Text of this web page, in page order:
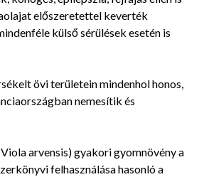
előszeretettel keverték
külső sérülések esetén is
övi területein mindenhol honos,
nemesítik és
arvensis) gyakori gyomnövény a
felhasználása hasonló a